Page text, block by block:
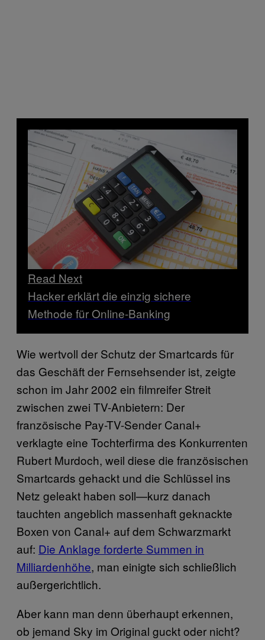
Read Next
Hacker erklärt die einzig sichere
Methode für Online-Banking
Wie wertvoll der Schutz der Smartcards für
das Geschäft der Fernsehsender ist, zeigte
schon im Jahr 2002 ein filmreifer Streit
zwischen zwei TV-Anbietern: Der
französische Pay-TV-Sender Canal+
verklagte eine Tochterfirma des Konkurrenten
Rubert Murdoch, weil diese die französischen
Smartcards gehackt und die Schlüssel ins
Netz geleakt haben soll—kurz danach
tauchten angeblich massenhaft geknackte
Boxen von Canal+ auf dem Schwarzmarkt
auf: Die Anklage forderte Summen in
Milliardenhöhe, man einigte sich schließlich
außergerichtlich.
Aber kann man denn überhaupt erkennen,
ob jemand Sky im Original guckt oder nicht?